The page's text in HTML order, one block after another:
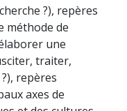
?), repères
méthode de
une
traiter,
repères
axes de